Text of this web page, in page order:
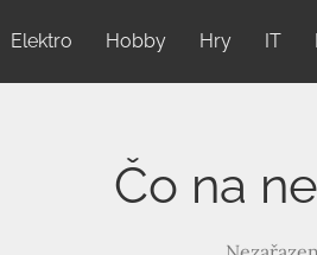
Elektro Hobby Hry IT
Čo na